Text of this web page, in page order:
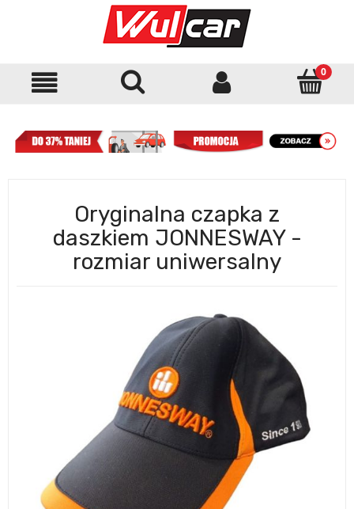
Oryginalna czapka z
daszkiem JONNESWAY -
rozmiar uniwersalny